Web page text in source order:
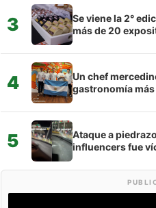
3
Se viene la 2°
más de 20
4
Un chef
gastronomía
5
Ataque a
influencers fue